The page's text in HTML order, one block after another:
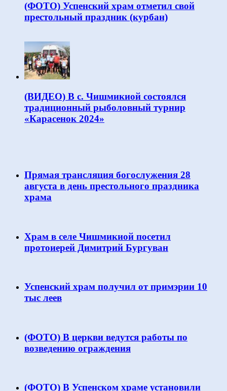
(ФОТО) Успенский храм отметил свой
престольный праздник (курбан)
(ВИДЕО) В с. Чишмикиой состоялся
традиционный рыболовный турнир
«Карасенок 2024»
Прямая трансляция богослужения 28
августа в день престольного праздника
храма
Храм в селе Чишмикиой посетил
протоиерей Димитрий Бургуван
Успенский храм получил от примэрии 10
тыс леев
(ФОТО) В церкви ведутся работы по
возведению ограждения
(ФОТО) В Успенском храме установили